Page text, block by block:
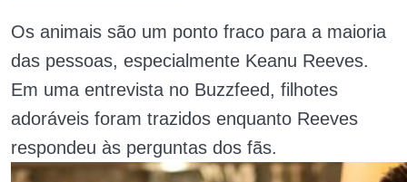
Os animais são um ponto fraco para a maioria
das pessoas, especialmente Keanu Reeves.
Em uma entrevista no Buzzfeed, filhotes
adoráveis foram trazidos enquanto Reeves
respondeu às perguntas dos fãs.